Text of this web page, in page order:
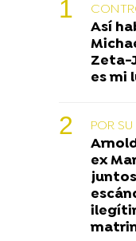
Así
Zeta-
es mi
POR
ex
juntos